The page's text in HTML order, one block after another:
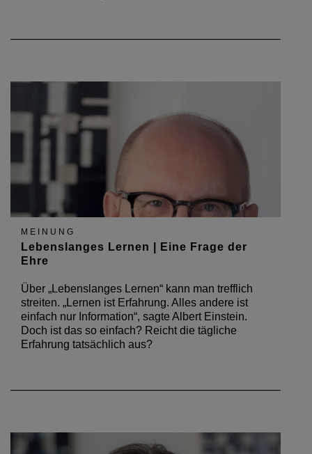
MEINUNG
Lebenslanges Lernen | Eine Frage der
Ehre
Über „Lebenslanges Lernen“ kann man trefflich
streiten. „Lernen ist Erfahrung. Alles andere ist
einfach nur Information“, sagte Albert Einstein.
Doch ist das so einfach? Reicht die tägliche
Erfahrung tatsächlich aus?